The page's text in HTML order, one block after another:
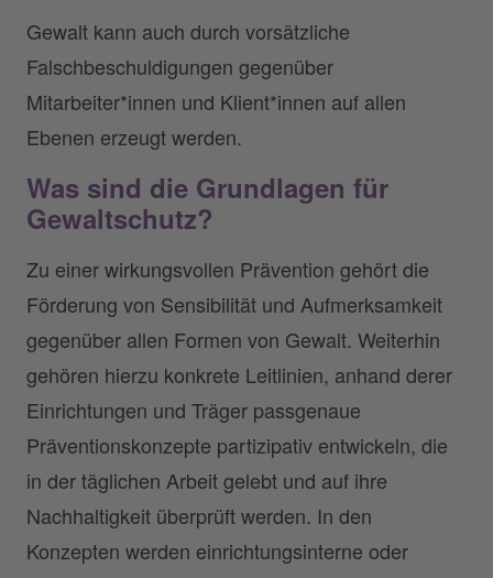
Gewalt kann auch durch vorsätzliche
Falschbeschuldigungen gegenüber
Mitarbeiter*innen und Klient*innen auf allen
Ebenen erzeugt werden.
Was sind die Grundlagen für
Gewaltschutz?
Zu einer wirkungsvollen Prävention gehört die
Förderung von Sensibilität und Aufmerksamkeit
gegenüber allen Formen von Gewalt. Weiterhin
gehören hierzu konkrete Leitlinien, anhand derer
Einrichtungen und Träger passgenaue
Präventionskonzepte partizipativ entwickeln, die
in der täglichen Arbeit gelebt und auf ihre
Nachhaltigkeit überprüft werden. In den
Konzepten werden einrichtungsinterne oder